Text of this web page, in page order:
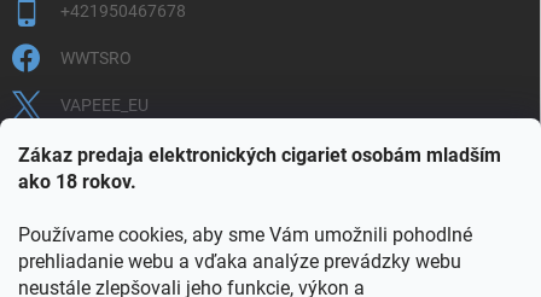
Zákaz predaja elektronických cigariet osobám mladším
ako 18 rokov.
Používame cookies, aby sme Vám umožnili pohodlné
prehliadanie webu a vďaka analýze prevádzky webu
neustále zlepšovali jeho funkcie, výkon a
+421950467678
WWTSRO
VAPEEE_EU
VAPEEE.EU